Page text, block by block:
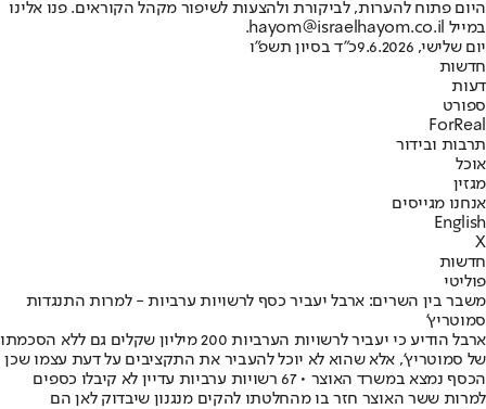
היום פתוח להערות, לביקורת ולהצעות לשיפור מקהל הקוראים. פנו אלינו
במייל hayom@israelhayom.co.il.
יום שלישי, 9.6.2026
כ"ד בסיון תשפ"ו
חדשות
דעות
ספורט
ForReal
תרבות ובידור
אוכל
מגזין
אנחנו מגייסים
English
X
חדשות
פוליטי
משבר בין השרים: ארבל יעביר כסף לרשויות ערביות - למרות התנגדות
סמוטריץ'
ארבל הודיע כי יעביר לרשויות הערביות 200 מיליון שקלים גם ללא הסכמתו
של סמוטריץ', אלא שהוא לא יוכל להעביר את התקציבים על דעת עצמו שכן
הכסף נמצא במשרד האוצר • 67 רשויות ערביות עדיין לא קיבלו כספים
למרות ששר האוצר חזר בו מהחלטתו להקים מנגנון שיבדוק לאן הם